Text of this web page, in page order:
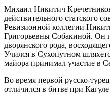
Михаил Никитич
действительного статского
Ревизионной коллегии
Григорьевны Собакиной. Он
дворянского рода,
Учился в Сухопутном
майора принимал участие в
Во время первой русско-
отличился в битве при